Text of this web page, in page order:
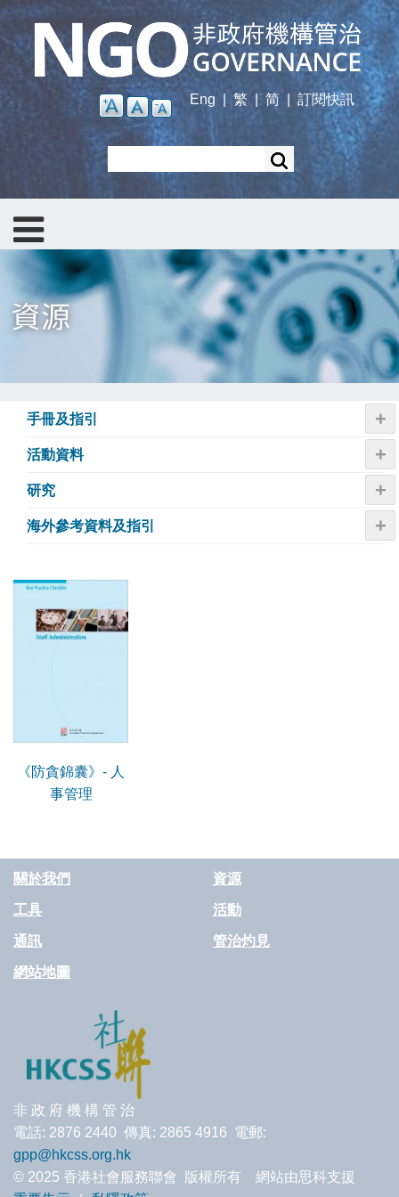
Skip
main
content
Eng
繁 | 简 訂閱快訊
手冊及指引 +
活動資料 +
研究 +
海外參考資料及指引 +
《防貪錦囊》- 人
事管理
關於我們 資源
工具 活動
通訊 管治灼見
網站地圖
非 政 府 機 構 管 治
電話: 2876 2440 傳真: 2865 4916 電郵:
gpp@hkcss.org.hk
© 2025 香港社會服務聯會 版權所有 網站由思科支援